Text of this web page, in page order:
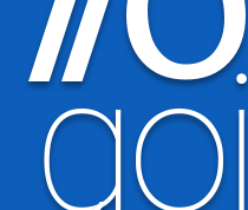
há 2 dias
goi